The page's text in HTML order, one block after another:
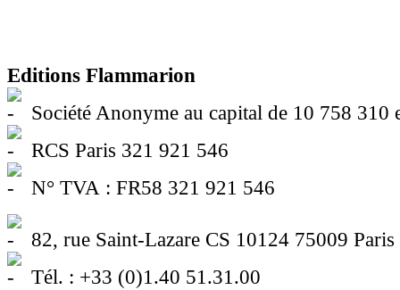
Editions Flammarion
Société Anonyme au capital de 10 758 310
RCS Paris 321 921 546
N° TVA : FR58 321 921 546
82, rue Saint-Lazare CS 10124 75009 Paris
Tél. : +33 (0)1.40 51.31.00